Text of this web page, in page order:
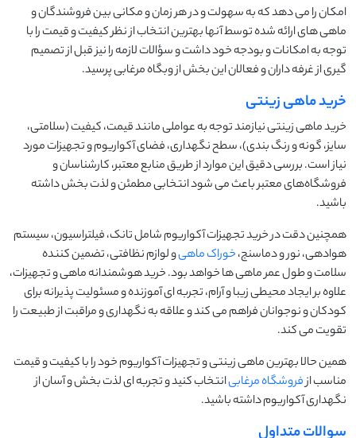
امکان را می دهد که به سهولت و در هر زمان و مکانی بین فروشندگان و
ماهی های ارائه شده توسط آنها بهترین انتخاب از نظر کیفیت و قیمت را با
توجه به امکانات و بودجه خود داشت و سؤالات لازمه را نیز قبل از تصمیم
گیری از غرفه داران و فعالان این بخش از وبگاه مرغابی پرسید.
خرید ماهی زینتی
خرید ماهی زینتی نیازمند توجه به عواملی مانند قیمت، کیفیت (سلامتی،
سایز، گونه و رنگ بندی)، سطح نگهداری، فضای آکواریوم و تجهیزات مورد
نیاز است. بررسی دقیق این موارد از طریق منابع معتبر، کارشناسان و
فروشگاه‌های معتبر باعث می شود انتخابی مطمئن و لذت بخش داشته
باشید.
همچنین دقت در خرید تجهیزات آکواریوم شامل تانک، فیلتراسیون، سیستم
هوادهی، نور و دماسنج،خوراک ماهیو لوازم نظافتی، تضمین کننده
سلامت و طول عمر ماهی ها خواهد بود. خرید هوشمندانه ماهی و تجهیزات،
علاوه بر ایجاد محیطی زیبا و آرام، تجربه ای آموزنده و مسئولیت پذیرانه برای
کودکان و نوجوانان فراهم می کند و علاقه به نگهداری و مراقبت از طبیعت را
تقویت می کند.
همین حالا بهترین ماهی زینتی و تجهیزات آکواریوم خود را با کیفیت و قیمت
مناسب ازفروشگاه مرغابیانتخاب کنید و تجربه ای لذت بخش و آسان از
نگهداری آکواریوم داشته باشید.
سوالات متداول